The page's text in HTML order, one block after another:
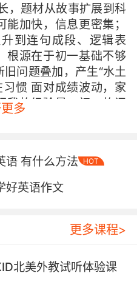
，题材从故事扩展到科
加快，信息更密集；
到连句成段、逻辑表
根源在于初一基础不够
问题叠加，产生“水土
惯 面对成绩波动，家
我的经验是，初二的问
。核心策略并非“拔
方能平稳度过转型期。
出” 词汇是砖石。建议
，尝试“多位一体”法。
、义、境。音，听标准
拆解为inter（相
形容词后缀）。义，
看英文释义，了解不
关键，即将单词放回课
多
语 有什么方法 HOT
好英语作文
更多课程>
北美外教试听体验课